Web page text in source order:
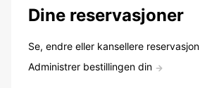
Dine reservasjoner
Se, endre eller kansellere reservasjon
Administrer bestillingen din